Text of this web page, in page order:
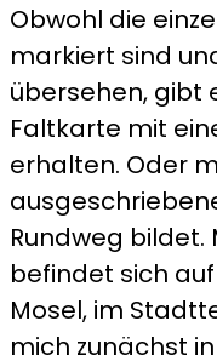
Obwohl die
markiert sind
übersehen, gibt
Faltkarte mit
erhalten. Oder
Rundweg bildet.
befindet sich
Mosel, im
mich zunächst